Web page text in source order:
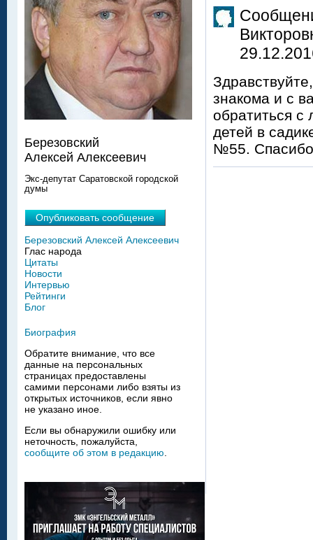
знакома и с
обратиться с
детей в
№55.
Березовский
Алексей Алексеевич
Экс-депутат Саратовской городской
думы
Опубликовать сообщение
Березовский Алексей Алексеевич
Глас народа
Цитаты
Новости
Интервью
Рейтинги
Блог
Биография
Обратите внимание, что все
данные на персональных
страницах предоставлены
самими персонами либо взяты из
открытых источников, если явно
не указано иное.
Если вы обнаружили ошибку или
неточность, пожалуйста,
сообщите об этом в редакцию